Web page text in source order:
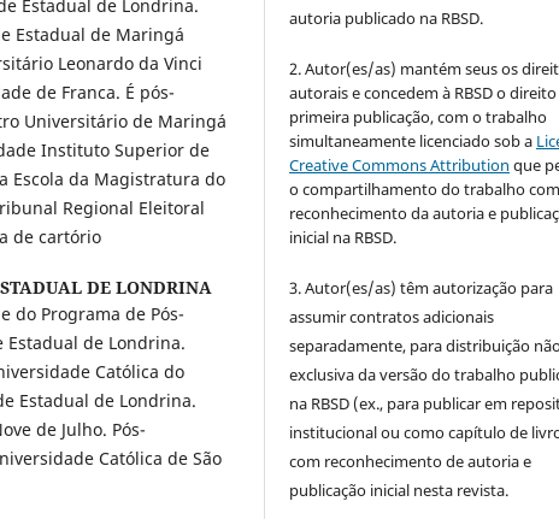
Estadual de Londrina.
Estadual de Maringá
Leonardo da Vinci
de Franca. É pós-
Universitário de Maringá
Instituto Superior de
Escola da Magistratura do
Regional Eleitoral
de cartório
DE LONDRINA
do Programa de Pós-
de Londrina.
Católica do
Estadual de Londrina.
de Julho. Pós-
Católica de São
autoria publicado na RBSD.
2. Autor(es/as) mantém seus os
autorais e concedem à RBSD o
primeira publicação, com o trabalho
simultaneamente licenciado sob a
Creative Commons Attribution que
o compartilhamento do trabalho com
reconhecimento da autoria e
inicial na RBSD.
3. Autor(es/as) têm autorização para
assumir contratos adicionais
separadamente, para distribuição
exclusiva da versão do trabalho
na RBSD (ex., para publicar em
institucional ou como capítulo de
com reconhecimento de autoria e
publicação inicial nesta revista.